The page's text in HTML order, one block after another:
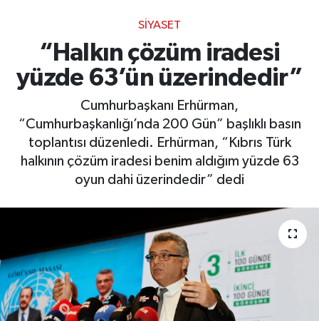
SIYASET
“Halkın çözüm iradesi
yüzde 63’ün üzerindedir”
Cumhurbaşkanı Erhürman,
“Cumhurbaşkanlığı’nda 200 Gün” başlıklı basın
toplantısı düzenledi. Erhürman, “Kıbrıs Türk
halkının çözüm iradesi benim aldığım yüzde 63
oyun dahi üzerindedir” dedi
Son Dakika Haberleri